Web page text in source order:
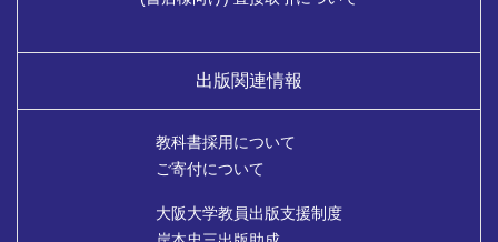
出版関連情報
教科書採用について
ご寄付について
大阪大学教員出版支援制度